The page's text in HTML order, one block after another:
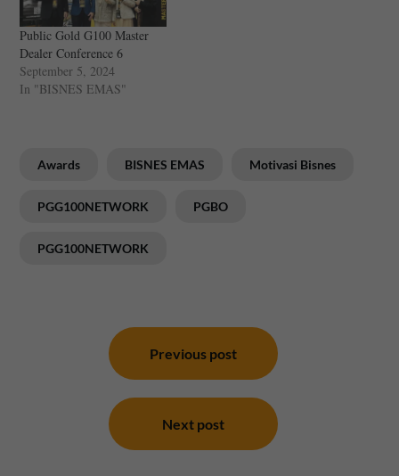
Public Gold G100 Master
Dealer Conference 6
September 5, 2024
In "BISNES EMAS"
Awards BISNES EMAS Motivasi Bisnes
PGG100NETWORK PGBO
PGG100NETWORK
Previous post
Next post